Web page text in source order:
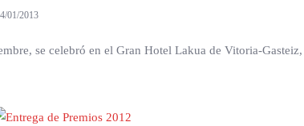
01/2013
se celebró en el Gran Hotel Lakua de Vitoria-